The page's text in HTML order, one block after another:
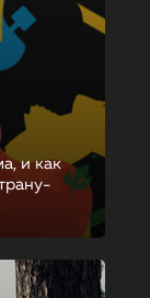
и как